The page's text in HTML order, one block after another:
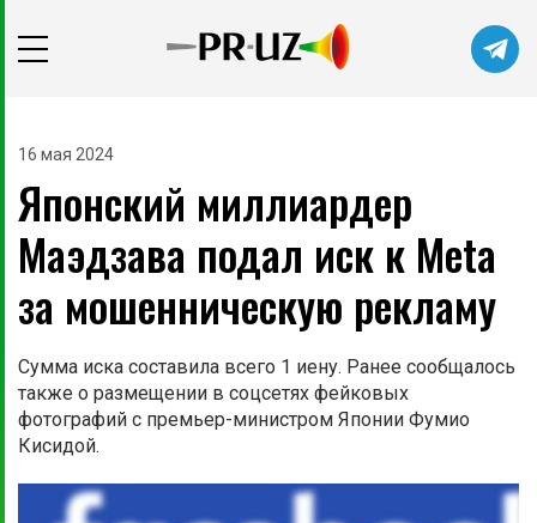
16 мая 2024
Японский миллиардер
Маэдзава подал иск к Meta
за мошенническую рекламу
Сумма иска составила всего 1 иену. Ранее сообщалось
также о размещении в соцсетях фейковых
фотографий с премьер-министром Японии Фумио
Кисидой.